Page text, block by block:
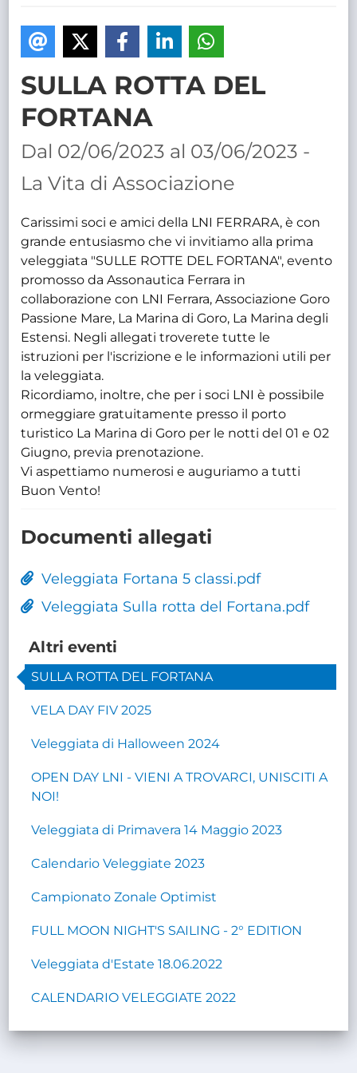
SULLA ROTTA DEL
FORTANA
Dal 02/06/2023 al 03/06/2023 -
La Vita di Associazione
Carissimi soci e amici della LNI FERRARA, è con
grande entusiasmo che vi invitiamo alla prima
veleggiata "SULLE ROTTE DEL FORTANA", evento
promosso da Assonautica Ferrara in
collaborazione con LNI Ferrara, Associazione Goro
Passione Mare, La Marina di Goro, La Marina degli
Estensi. Negli allegati troverete tutte le
istruzioni per l'iscrizione e le informazioni utili per
la veleggiata.
Ricordiamo, inoltre, che per i soci LNI è possibile
ormeggiare gratuitamente presso il porto
turistico La Marina di Goro per le notti del 01 e 02
Giugno, previa prenotazione.
Vi aspettiamo numerosi e auguriamo a tutti
Buon Vento!
Documenti allegati
Veleggiata Fortana 5 classi.pdf
Veleggiata Sulla rotta del Fortana.pdf
Altri eventi
SULLA ROTTA DEL FORTANA
VELA DAY FIV 2025
Veleggiata di Halloween 2024
OPEN DAY LNI - VIENI A TROVARCI, UNISCITI A
NOI!
Veleggiata di Primavera 14 Maggio 2023
Calendario Veleggiate 2023
Campionato Zonale Optimist
FULL MOON NIGHT'S SAILING - 2° EDITION
Veleggiata d'Estate 18.06.2022
CALENDARIO VELEGGIATE 2022